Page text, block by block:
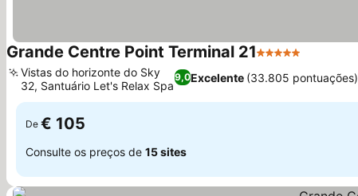
Grande Centre Point Terminal 215 Estrelas
9,0Excelente (33.805 pontuações)
Vistas do horizonte do Sky
32, Santuário Let's Relax Spa
De € 105
Consulte os preços de 15 sites